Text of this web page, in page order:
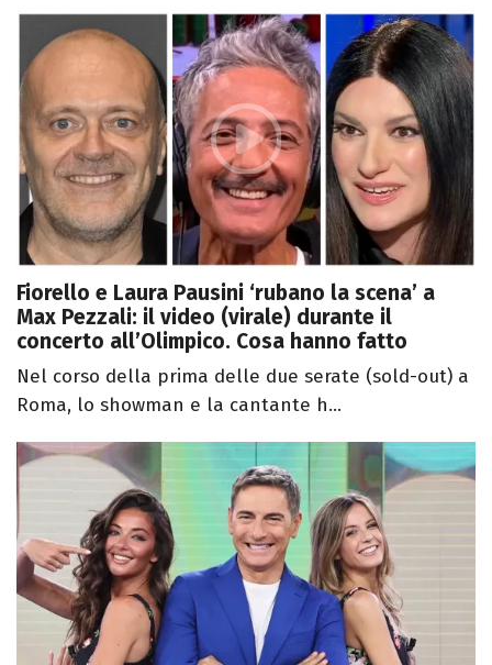
Fiorello e Laura Pausini ‘rubano la scena’ a
Max Pezzali: il video (virale) durante il
concerto all’Olimpico. Cosa hanno fatto
Nel corso della prima delle due serate (sold-out) a
Roma, lo showman e la cantante h...